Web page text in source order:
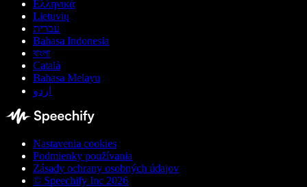
Ελληνικά
Lietuvių
עברית
Bahasa Indonesia
বাংলা
Català
Bahasa Melayu
اردو
Nastavenia cookies
Podmienky používania
Zásady ochrany osobných údajov
© Speechify Inc 2026